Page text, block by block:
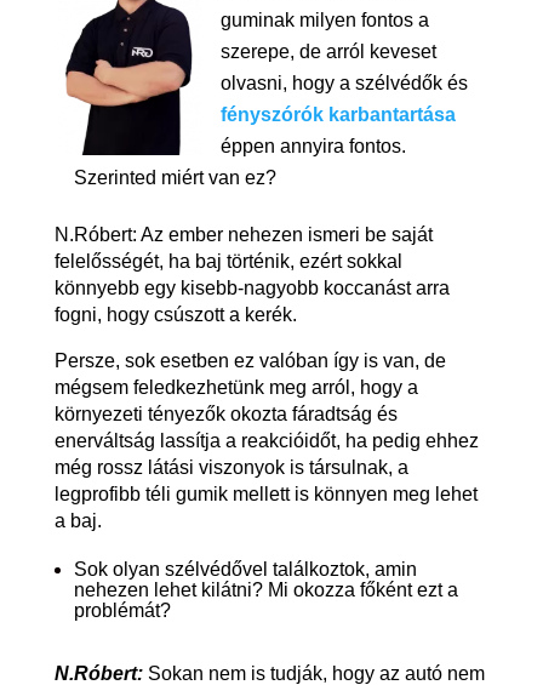
guminak milyen fontos a
szerepe, de arról keveset
olvasni, hogy a szélvédők és
fényszórók karbantartása
éppen annyira fontos.
Szerinted miért van ez?
N.Róbert: Az ember nehezen ismeri be saját
felelősségét, ha baj történik, ezért sokkal
könnyebb egy kisebb-nagyobb koccanást arra
fogni, hogy csúszott a kerék.
Persze, sok esetben ez valóban így is van, de
mégsem feledkezhetünk meg arról, hogy a
környezeti tényezők okozta fáradtság és
enerváltság lassítja a reakcióidőt, ha pedig ehhez
még rossz látási viszonyok is társulnak, a
legprofibb téli gumik mellett is könnyen meg lehet
a baj.
Sok olyan szélvédővel találkoztok, amin
nehezen lehet kilátni? Mi okozza főként ezt a
problémát?
N.Róbert:Sokan nem is tudják, hogy az autó nem